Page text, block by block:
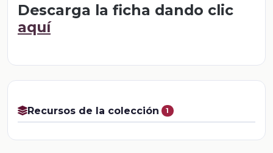
Descarga la ficha dando clic
aquí
Recursos de la colección 1